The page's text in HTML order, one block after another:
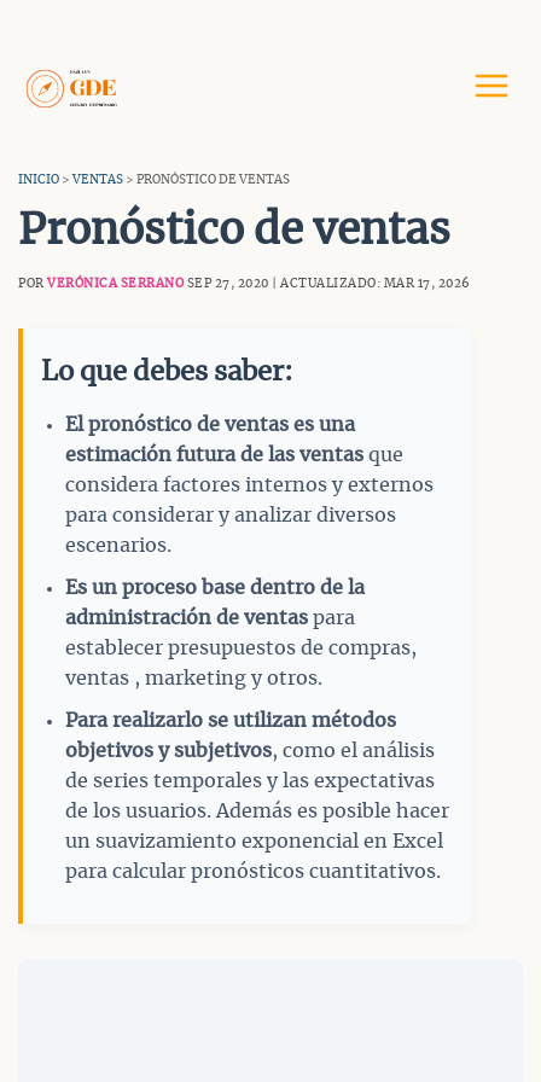
contenido
INICIO > VENTAS > PRONÓSTICO DE VENTAS
Pronóstico de ventas
POR VERÓNICA SERRANOSEP 27, 2020 | ACTUALIZADO: MAR 17, 2026
Lo que debes saber:
El pronóstico de ventas es una
estimación futura de las ventas que
considera factores internos y externos
para considerar y analizar diversos
escenarios.
Es un proceso base dentro de la
administración de ventas para
establecer presupuestos de compras,
ventas , marketing y otros.
Para realizarlo se utilizan métodos
objetivos y subjetivos, como el análisis
de series temporales y las expectativas
de los usuarios. Además es posible hacer
un suavizamiento exponencial en Excel
para calcular pronósticos cuantitativos.